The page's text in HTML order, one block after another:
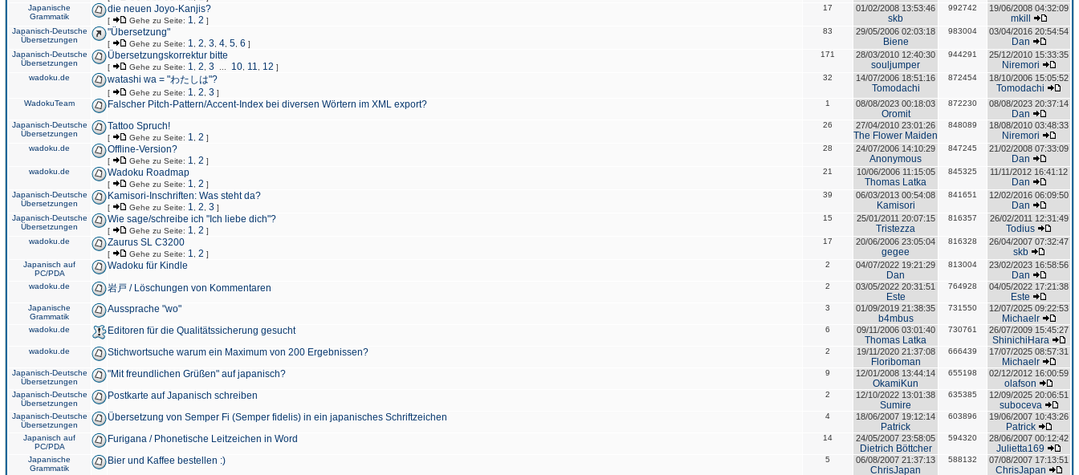
Japanische
Grammatik
die neuen Joyo-Kanjis?
[ Gehe zu Seite: 1 2 ]
17 01/02/2008 13:53:46
skb
992742 19/06/2008 04:32:09
mkill
Japanisch-Deutsche
Übersetzungen
"Übersetzung"
[ Gehe zu Seite: 1 2 3 4 5 6 ]
83 29/05/2006 02:03:18
Biene
983004 03/04/2016 20:54:54
Dan
Japanisch-Deutsche
Übersetzungen
Übersetzungskorrektur bitte
[ Gehe zu Seite: 1 2 3 10 11 12 ]
171 28/03/2010 12:40:30
souljumper
944291 25/12/2010 15:33:35
Niremori
wadoku.de watashi wa = "わたしは"?
[ Gehe zu Seite: 1 2 3 ]
32 14/07/2006 18:51:16
Tomodachi
872454 18/10/2006 15:05:52
Tomodachi
WadokuTeam Falscher Pitch-Pattern/Accent-Index bei diversen Wörtern im XML export? 1 08/08/2023 00:18:03
Oromit
872230 08/08/2023 20:37:14
Dan
Japanisch-Deutsche
Übersetzungen
Tattoo Spruch!
[ Gehe zu Seite: 1 2 ]
26 27/04/2010 23:01:26
The Flower Maiden
848089 18/08/2010 03:48:33
Niremori
wadoku.de Offline-Version?
[ Gehe zu Seite: 1 2 ]
28 24/07/2006 14:10:29
Anonymous
847245 21/02/2008 07:33:09
Dan
wadoku.de Wadoku Roadmap
[ Gehe zu Seite: 1 2 ]
21 10/06/2006 11:15:05
Thomas Latka
845325 11/11/2012 16:41:12
Dan
Japanisch-Deutsche
Übersetzungen
Kamisori-Inschriften: Was steht da?
[ Gehe zu Seite: 1 2 3 ]
39 06/03/2013 00:54:08
Kamisori
841651 12/02/2016 06:09:50
Dan
Japanisch-Deutsche
Übersetzungen
Wie sage/schreibe ich "Ich liebe dich"?
[ Gehe zu Seite: 1 2 ]
15 25/01/2011 20:07:15
Tristezza
816357 26/02/2011 12:31:49
Todius
wadoku.de Zaurus SL C3200
[ Gehe zu Seite: 1 2 ]
17 20/06/2006 23:05:04
gegee
816328 26/04/2007 07:32:47
skb
Japanisch auf
PC/PDA
Wadoku für Kindle 2 04/07/2022 19:21:29
Dan
813004 23/02/2023 16:58:56
Dan
wadoku.de 岩戸 / Löschungen von Kommentaren 2 03/05/2022 20:31:51
Este
764928 04/05/2022 17:21:38
Este
Japanische
Grammatik
Aussprache "wo" 3 01/09/2019 21:38:35
b4mbus
731550 12/07/2025 09:22:53
Michaelr
wadoku.de Editoren für die Qualitätssicherung gesucht 6 09/11/2006 03:01:40
Thomas Latka
730761 26/07/2009 15:45:27
ShinichiHara
wadoku.de Stichwortsuche warum ein Maximum von 200 Ergebnissen? 2 19/11/2020 21:37:08
Floriboman
666439 17/07/2025 08:57:31
Michaelr
Japanisch-Deutsche
Übersetzungen
"Mit freundlichen Grüßen" auf japanisch? 9 12/01/2008 13:44:14
OkamiKun
655198 02/12/2012 16:00:59
olafson
Japanisch-Deutsche
Übersetzungen
Postkarte auf Japanisch schreiben 2 12/10/2022 13:01:38
Sumire
635385 12/09/2025 20:06:51
suboceva
Japanisch-Deutsche
Übersetzungen
Übersetzung von Semper Fi (Semper fidelis) in ein japanisches Schriftzeichen 4 18/06/2007 19:12:14
Patrick
603896 19/06/2007 10:43:26
Patrick
Japanisch auf
PC/PDA
Furigana / Phonetische Leitzeichen in Word 14 24/05/2007 23:58:05
Dietrich Böttcher
594320 28/06/2007 00:12:42
Julietta169
Japanische
Grammatik
Bier und Kaffee bestellen :) 5 06/08/2007 21:37:13
ChrisJapan
588132 07/08/2007 17:13:51
ChrisJapan